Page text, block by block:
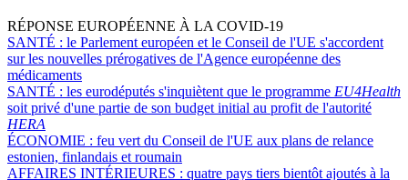
RÉPONSE EUROPÉENNE À LA COVID-19
SANTÉ : le Parlement européen et le Conseil de l'UE s'accordent
sur les nouvelles prérogatives de l'Agence européenne des
médicaments
SANTÉ : les eurodéputés s'inquiètent que le programme EU4Health
soit privé d'une partie de son budget initial au profit de l'autorité
HERA
ÉCONOMIE : feu vert du Conseil de l'UE aux plans de relance
estonien, finlandais et roumain
AFFAIRES INTÉRIEURES : quatre pays tiers bientôt ajoutés à la